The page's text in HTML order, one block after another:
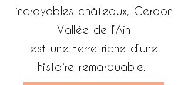
incroyables châteaux, Cerdon
Vallée de l’Ain
est une terre riche d’une
histoire remarquable.